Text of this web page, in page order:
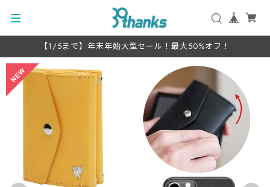
【1/5まで】年末年始大型セール！最大50%オフ！